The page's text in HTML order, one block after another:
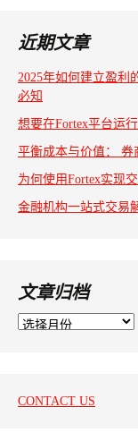
近期文章
2025年如何建立盈利
必知
想要在Fortex平台运
平衡成本与价值： 券
为何使用Fortex实现
金融机构一站式交易
文章归档
文
CONTACT US